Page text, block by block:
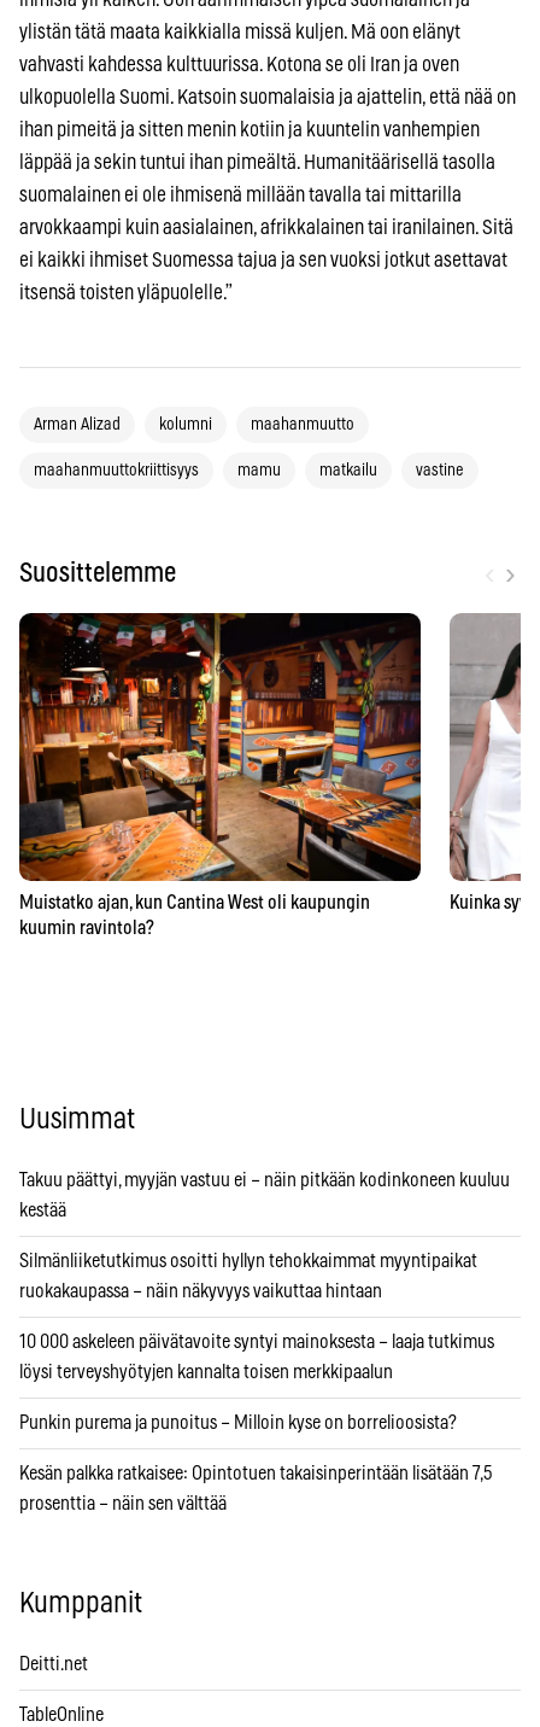
ylistän tätä maata kaikkialla missä kuljen. Mä oon elänyt
vahvasti kahdessa kulttuurissa. Kotona se oli Iran ja oven
ulkopuolella Suomi. Katsoin suomalaisia ja ajattelin, että nää on
ihan pimeitä ja sitten menin kotiin ja kuuntelin vanhempien
läppää ja sekin tuntui ihan pimeältä. Humanitäärisellä tasolla
suomalainen ei ole ihmisenä millään tavalla tai mittarilla
arvokkaampi kuin aasialainen, afrikkalainen tai iranilainen. Sitä
ei kaikki ihmiset Suomessa tajua ja sen vuoksi jotkut asettavat
itsensä toisten yläpuolelle.”
Arman Alizad kolumni maahanmuutto
maahanmuuttokriittisyys mamu matkailu vastine
Suosittelemme ›
Muistatko ajan, kun Cantina West oli kaupungin
kuumin ravintola?
Kuinka
Uusimmat
Takuu päättyi, myyjän vastuu ei – näin pitkään kodinkoneen kuuluu
kestää
Silmänliiketutkimus osoitti hyllyn tehokkaimmat myyntipaikat
ruokakaupassa – näin näkyvyys vaikuttaa hintaan
10 000 askeleen päivätavoite syntyi mainoksesta – laaja tutkimus
löysi terveyshyötyjen kannalta toisen merkkipaalun
Punkin purema ja punoitus – Milloin kyse on borrelioosista?
Kesän palkka ratkaisee: Opintotuen takaisinperintään lisätään 7,5
prosenttia – näin sen välttää
Kumppanit
Deitti.net
TableOnline